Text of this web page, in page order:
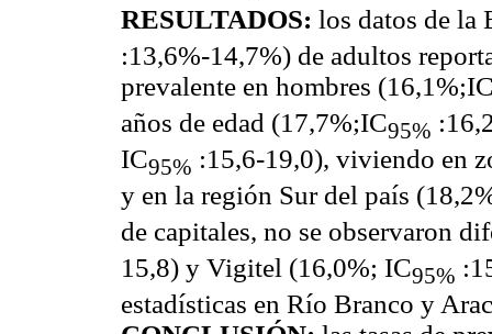
RESULTADOS: los datos de la
:13,6%-14,7%) de adultos
prevalente en hombres
años de edad (17,7%;IC95%
IC95% :15,6-19,0), viviendo en
y en la región Sur del país
de capitales, no se observaron
15,8) y Vigitel (16,0%; IC95%
estadísticas en Río Branco y